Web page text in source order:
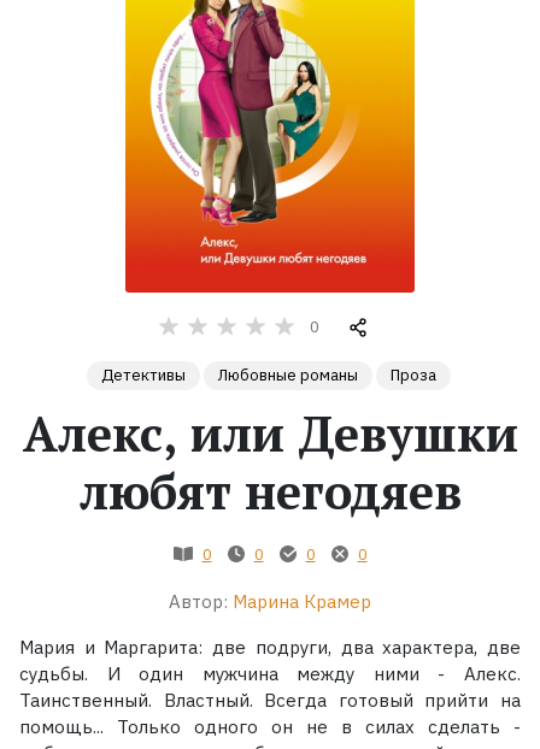
обсуждаемые
Коллекции
0
Детективы Любовные романы Проза
Алекс, или Девушки
любят негодяев
0 0 0 0
Автор: Марина Крамер
Мария и Маргарита: две подруги, два характера, две
судьбы. И один мужчина между ними - Алекс.
Таинственный. Властный. Всегда готовый прийти на
помощь... Только одного он не в силах сделать -